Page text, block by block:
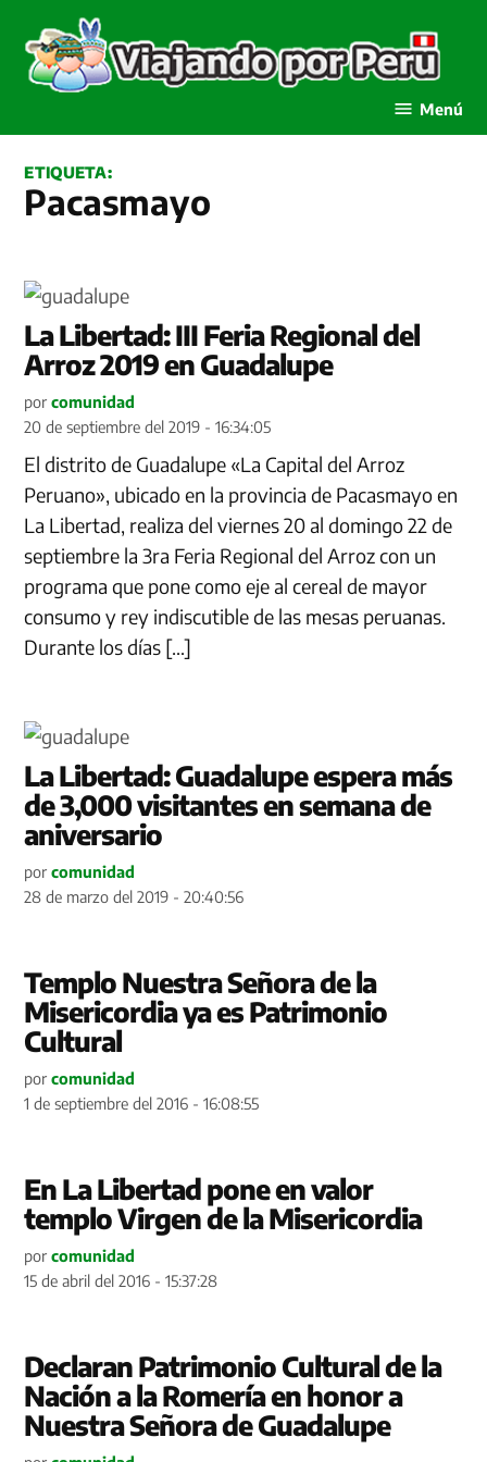
contenido
Menú
ETIQUETA:
Pacasmayo
La Libertad: III Feria Regional del
Arroz 2019 en Guadalupe
por comunidad
20 de septiembre del 2019 - 16:34:05
El distrito de Guadalupe «La Capital del Arroz
Peruano», ubicado en la provincia de Pacasmayo en
La Libertad, realiza del viernes 20 al domingo 22 de
septiembre la 3ra Feria Regional del Arroz con un
programa que pone como eje al cereal de mayor
consumo y rey indiscutible de las mesas peruanas.
Durante los días […]
La Libertad: Guadalupe espera más
de 3,000 visitantes en semana de
aniversario
por comunidad
28 de marzo del 2019 - 20:40:56
Templo Nuestra Señora de la
Misericordia ya es Patrimonio
Cultural
por comunidad
1 de septiembre del 2016 - 16:08:55
En La Libertad pone en valor
templo Virgen de la Misericordia
por comunidad
15 de abril del 2016 - 15:37:28
Declaran Patrimonio Cultural de la
Nación a la Romería en honor a
Nuestra Señora de Guadalupe